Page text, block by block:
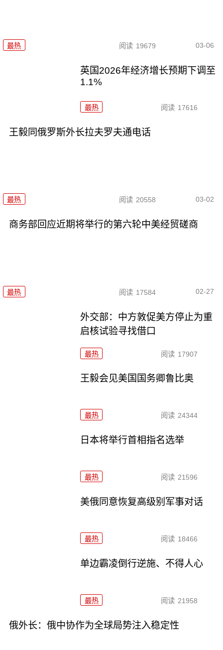
最热 阅读 19679 03-06
英国2026年经济增长预期下调至
1.1%
最热 阅读 17616
王毅同俄罗斯外长拉夫罗夫通电话
最热 阅读 20558 03-02
商务部回应近期将举行的第六轮中美经贸磋商
最热 阅读 17584 02-27
外交部：中方敦促美方停止为重
启核试验寻找借口
最热 阅读 17907
王毅会见美国国务卿鲁比奥
最热 阅读 24344
日本将举行首相指名选举
最热 阅读 21596
美俄同意恢复高级别军事对话
最热 阅读 18466
单边霸凌倒行逆施、不得人心
最热 阅读 21958
俄外长：俄中协作为全球局势注入稳定性